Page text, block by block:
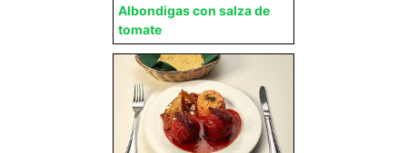
Albondigas con salza de
tomate